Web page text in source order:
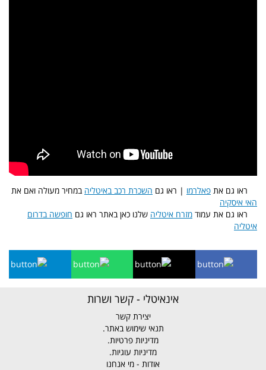
ראו גם את פאלרמו | ראו גם השכרת רכב באיטליה במחיר מעולה ואם את
האי איסקיה
ראו גם את עמוד מזרח איטליה שלנו כאן באתר ראו גם חופשה בדרום
איטליה
אינאיטלי - קשר ושרות
יצירת קשר
תנאי שימוש באתר.
מדיניות פרטיות.
מדיניות עוגיות.
אודות - מי אנחנו